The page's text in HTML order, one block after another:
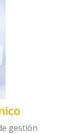
gestión